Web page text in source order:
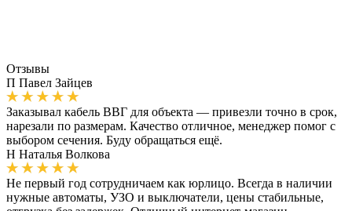
Отзывы
П Павел Зайцев
Заказывал кабель ВВГ для объекта — привезли точно в срок,
нарезали по размерам. Качество отличное, менеджер помог с
выбором сечения. Буду обращаться ещё.
Н Наталья Волкова
Не первый год сотрудничаем как юрлицо. Всегда в наличии
нужные автоматы, УЗО и выключатели, цены стабильные,